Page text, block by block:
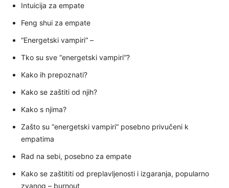
Intuicija za empate
Feng shui za empate
“Energetski vampiri“ –
Tko su sve “energetski vampiri“?
Kako ih prepoznati?
Kako se zaštiti od njih?
Kako s njima?
Zašto su “energetski vampiri“ posebno privučeni k
empatima
Rad na sebi, posebno za empate
Kako se zaštititi od preplavljenosti i izgaranja, popularno
zvanog – burnout